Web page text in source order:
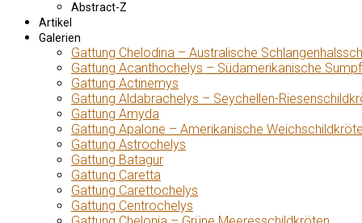
Abstract-Z
Artikel
Galerien
Gattung Chelodina – Australische
Gattung Acanthochelys – Südamerikanische
Gattung Actinemys
Gattung Aldabrachelys – Seychellen-
Gattung Amyda
Gattung Apalone – Amerikanische
Gattung Astrochelys
Gattung Batagur
Gattung Caretta
Gattung Carettochelys
Gattung Centrochelys